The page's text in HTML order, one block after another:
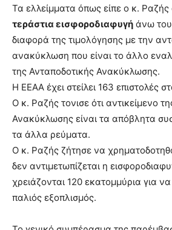
Τα ελλείμματα όπως είπε ο κ. Ραζής
τεράστια εισφοροδιαφυγή άνω του
διαφορά της τιμολόγησης με την
ανακύκλωση που είναι το άλλο
της Ανταποδοτικής Ανακύκλωσης.
Η ΕΕΑΑ έχει στείλει 163 επιστολές
Ο κ. Ραζής τονισε ότι αντικείμενο
Ανακύκλωσης είναι τα απόβλητα
τα άλλα ρεύματα.
Ο κ. Ραζής ζήτησε να
δεν αντιμετωπίζεται η
χρειάζονται 120 εκατομμύρια για
παλιός εξοπλισμός.